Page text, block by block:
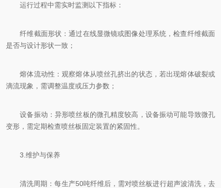
运行过程中需实时监测以下指标：
纤维截面形状：通过在线显微镜或图像处理系统，检查纤维截面
是否与设计形状一致；
熔体流动性：观察熔体从喷丝孔挤出的状态，若出现熔体破裂或
滴流现象，需调整温度或压力参数；
设备振动：异形喷丝板的微孔精度较高，设备振动可能导致微孔
变形，需定期检查喷丝板固定装置的紧固性。
3.维护与保养
清洗周期：每生产50吨纤维后，需对喷丝板进行超声波清洗，去